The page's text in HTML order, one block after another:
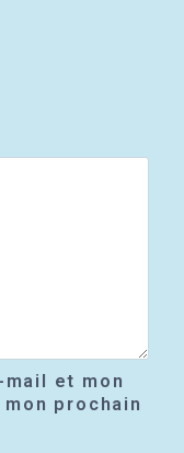
et mon
prochain